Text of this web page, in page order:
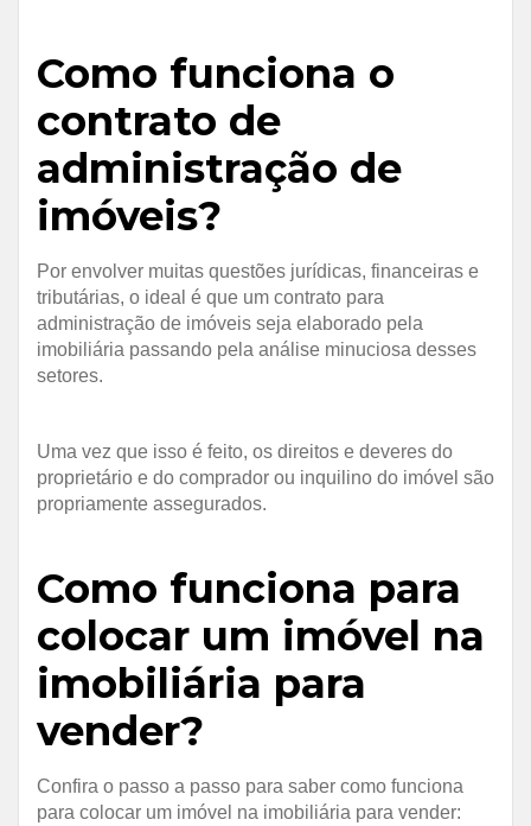
Como funciona o
contrato de
administração de
imóveis?
Por envolver muitas questões jurídicas, financeiras e
tributárias, o ideal é que um contrato para
administração de imóveis seja elaborado pela
imobiliária passando pela análise minuciosa desses
setores.
Uma vez que isso é feito, os direitos e deveres do
proprietário e do comprador ou inquilino do imóvel são
propriamente assegurados.
Como funciona para
colocar um imóvel na
imobiliária para
vender?
Confira o passo a passo para saber como funciona
para colocar um imóvel na imobiliária para vender: